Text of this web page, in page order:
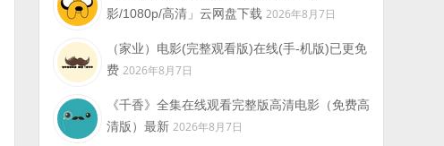
影/1080p/高清」云网盘下载 2026年8月7日
（家业）电影(完整观看版)在线(手-机版)已更免
费 2026年8月7日
《千香》全集在线观看完整版高清电影（免费高
清版）最新 2026年8月7日